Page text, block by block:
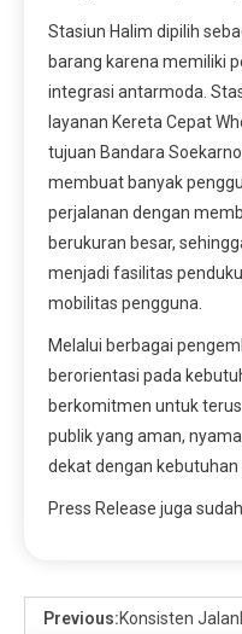
Stasiun Halim dipilih
barang karena memiliki
integrasi antarmoda.
layanan Kereta Cepat
tujuan Bandara
membuat banyak
perjalanan dengan
berukuran besar,
menjadi fasilitas
mobilitas pengguna.
Melalui berbagai
berorientasi pada
berkomitmen untuk
publik yang aman,
dekat dengan kebutuhan
Press Release juga
Previous:Konsisten